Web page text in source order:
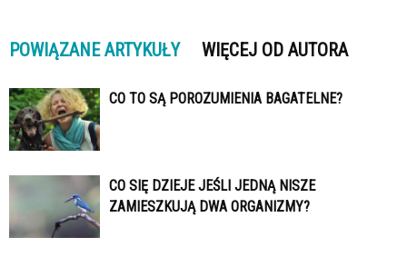
POWIĄZANE ARTYKUŁY WIĘCEJ OD AUTORA
CO TO SĄ POROZUMIENIA BAGATELNE?
CO SIĘ DZIEJE JEŚLI JEDNĄ NISZE
ZAMIESZKUJĄ DWA ORGANIZMY?